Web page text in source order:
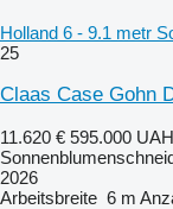
Holland 6 - 9.1 metr
25
Claas Case Gohn
11.620 € 595.000 UAH
2026
Arbeitsbreite 6 m